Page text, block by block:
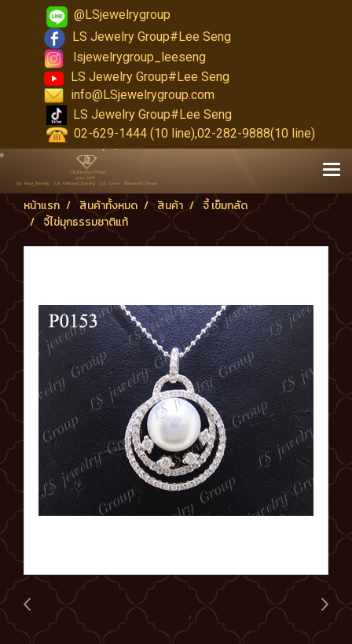
@LSjewelrygroup
LS Jewelry Group#Lee Seng
lsjewelrygroup_leeseng
LS Jewelry Group#Lee Seng
info@LSjewelrygroup.com
LS Jewelry Group#Lee Seng
02-629-1444 (10 line),02-282-9888(10 line)
หน้าแรก สินค้าทั้งหมด สินค้า
จี้ เข็มกลัด
จี้ไข่มุกธรรมชาติแท้